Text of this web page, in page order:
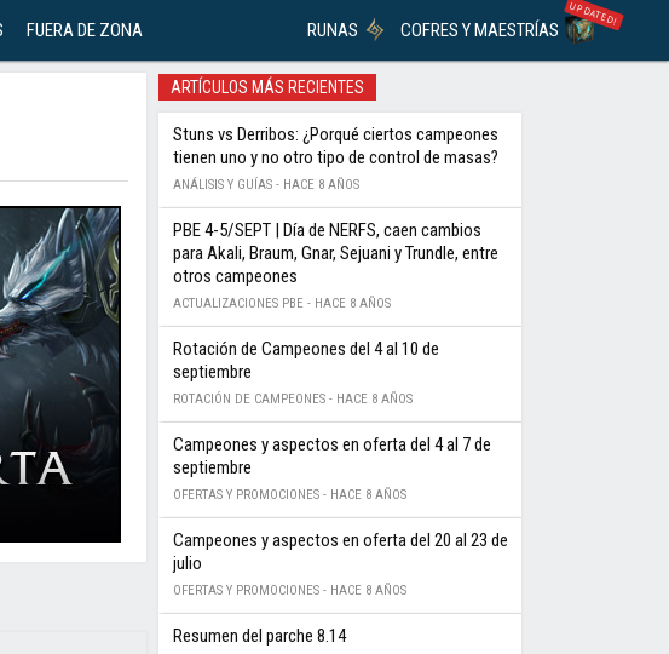
FUERA DE ZONA RUNAS COFRES Y MAESTRÍAS
UPDATED!
ARTÍCULOS MÁS RECIENTES
Stuns vs Derribos: ¿Porqué ciertos campeones
tienen uno y no otro tipo de control de masas?
ANÁLISIS Y GUÍAS - HACE 8 AÑOS
PBE 4-5/SEPT | Día de NERFS, caen cambios
para Akali, Braum, Gnar, Sejuani y Trundle, entre
otros campeones
ACTUALIZACIONES PBE - HACE 8 AÑOS
Rotación de Campeones del 4 al 10 de
septiembre
ROTACIÓN DE CAMPEONES - HACE 8 AÑOS
Campeones y aspectos en oferta del 4 al 7 de
septiembre
OFERTAS Y PROMOCIONES - HACE 8 AÑOS
Campeones y aspectos en oferta del 20 al 23 de
julio
OFERTAS Y PROMOCIONES - HACE 8 AÑOS
Resumen del parche 8.14